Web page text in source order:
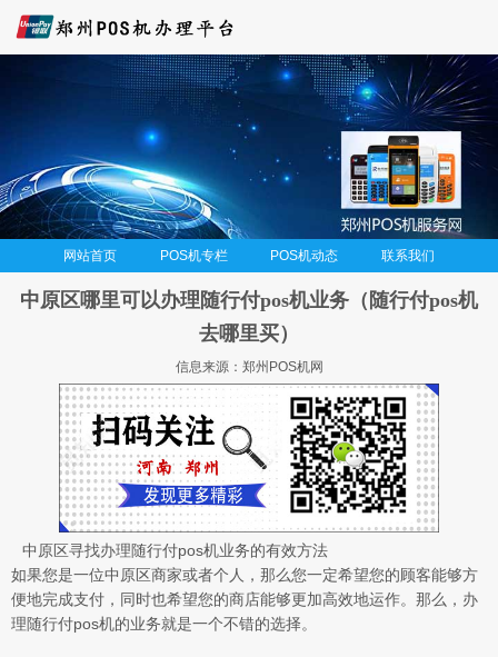
网站首页 POS机专栏 POS机动态 联系我们
中原区哪里可以办理随行付pos机业务（随行付pos机
去哪里买）
信息来源：郑州POS机网
中原区寻找办理随行付pos机业务的有效方法
如果您是一位中原区商家或者个人，那么您一定希望您的顾客能够方
便地完成支付，同时也希望您的商店能够更加高效地运作。那么，办
理随行付pos机的业务就是一个不错的选择。